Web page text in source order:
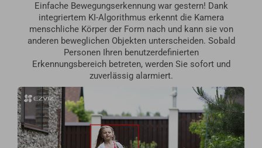
Einfache Bewegungserkennung war gestern! Dank
integriertem KI-Algorithmus erkennt die Kamera
menschliche Körper der Form nach und kann sie von
anderen beweglichen Objekten unterscheiden. Sobald
Personen Ihren benutzerdefinierten
Erkennungsbereich betreten, werden Sie sofort und
zuverlässig alarmiert.